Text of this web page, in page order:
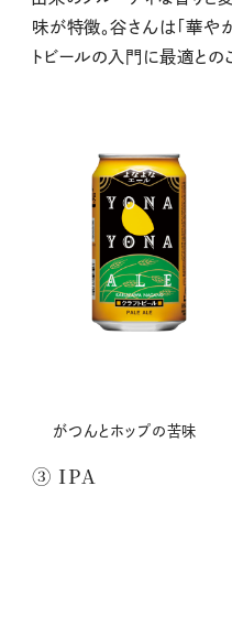
味が特徴。谷さんは「華や
トビールの入門に最適とのこ
がつんとホップの苦味
③ IPA